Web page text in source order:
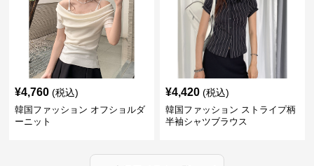
¥4,760 (税込)
韓国ファッション オフショルダ
ーニット
¥4,420 (税込)
韓国ファッション ストライプ柄
半袖シャツブラウス